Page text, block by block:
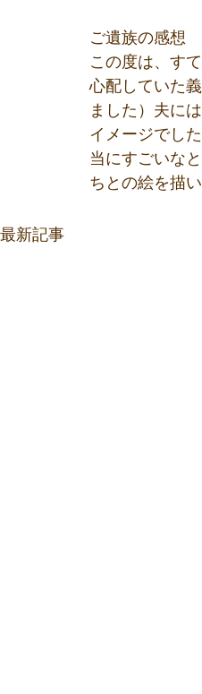
ご遺族の感想
この度は、す
心配していた
ました）夫に
イメージでし
当にすごいな
ちとの絵を描
最新記事